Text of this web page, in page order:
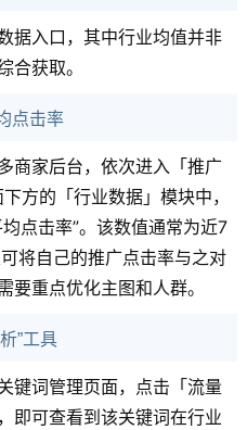
据入口，其中行业均值并非
合获取。
点击率
商家后台，依次进入「推广
方的「行业数据」模块中，
点击率”。该数值通常为近7
将自己的推广点击率与之对
要重点优化主图和人群。
”工具
键词管理页面，点击「流量
即可查看到该关键词在行业